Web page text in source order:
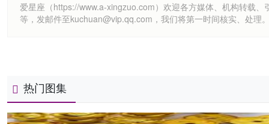
爱星座（https://www.a-xingzuo.com）欢迎各方媒体、机构转载
等，发邮件至kuchuan@vip.qq.com，我们将第一时间核实、处理
热门图集